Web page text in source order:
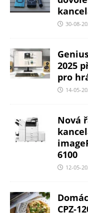
30-08-
2025
pro
14-05-
Nová
6100
12-05-
CPZ-